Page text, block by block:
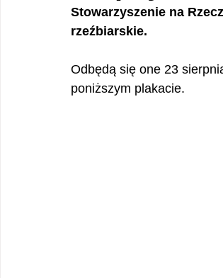
Stowarzyszenie na
rzeźbiarskie.
Odbędą się one 23
poniższym plakacie.